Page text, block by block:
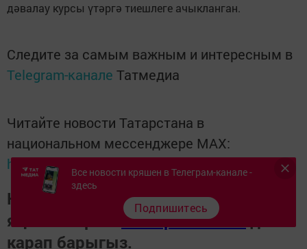
дәвалау курсы үтәргә тиешлеге ачыкланган.
Следите за самым важным и интересным в
Telegram-канале Татмедиа
Читайте новости Татарстана в
национальном мессенджере MАХ:
https://max.ru/tatmedia
Керәшен дөньясындагы
яңалыкларны
Телеграм-канал
карап барыгыз.
Все новости кряшен в Телеграм-канале -
здесь
Подпишитесь